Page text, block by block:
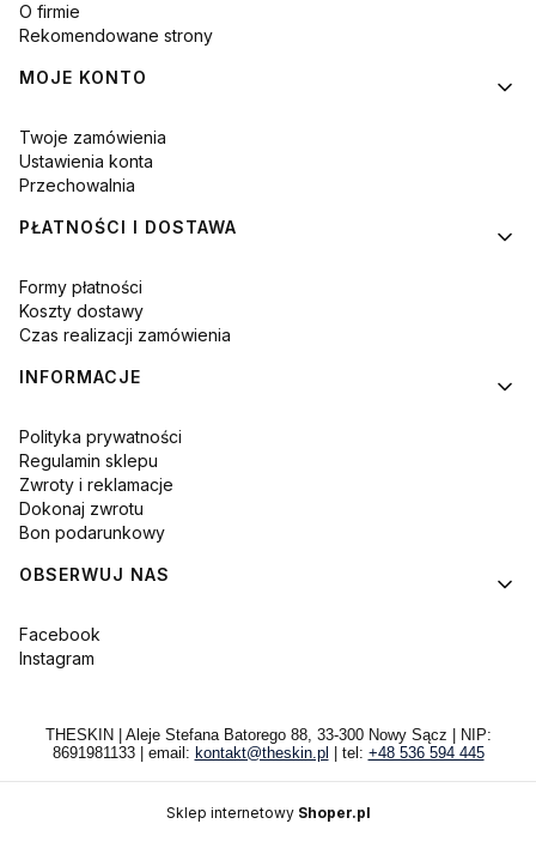
O firmie
Rekomendowane strony
MOJE KONTO
Twoje zamówienia
Ustawienia konta
Przechowalnia
PŁATNOŚCI I DOSTAWA
Formy płatności
Koszty dostawy
Czas realizacji zamówienia
INFORMACJE
Polityka prywatności
Regulamin sklepu
Zwroty i reklamacje
Dokonaj zwrotu
Bon podarunkowy
OBSERWUJ NAS
Facebook
Instagram
THESKIN | Aleje Stefana Batorego 88, 33-300 Nowy Sącz | NIP:
8691981133 | email: kontakt@theskin.pl | tel: +48 536 594 445
Sklep internetowy Shoper.pl